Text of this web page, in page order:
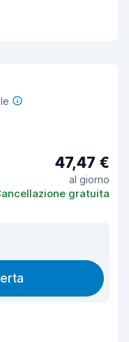
47,47 €
al giorno
gratuita